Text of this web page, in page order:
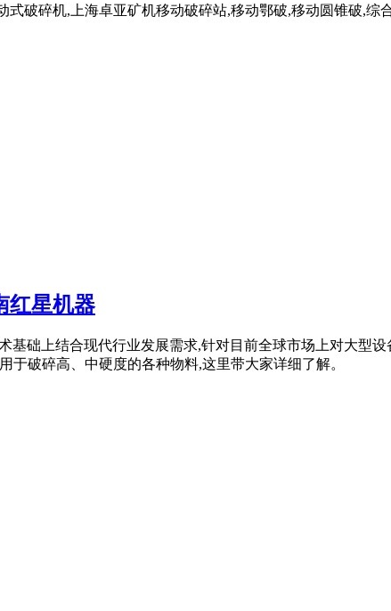
式破碎机,上海卓亚矿机移动破碎站,移动鄂破,移动圆锥破,综
红星机器
基础上结合现代行业发展需求,针对目前全球市场上对大型
破碎高、中硬度的各种物料,这里带大家详细了解。